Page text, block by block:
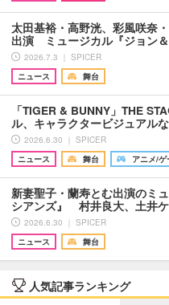
太田基裕・高野洸、彩風咲奈
出演 ミュージカル『ジョン
2026.7.3 ｜ SPICER
ニュース
舞台
「TIGER & BUNNY」THE
ル、キャラクタービジュアル
2026.6.30 ｜ SPICER
ニュース
舞台 アニメ/ゲ
新妻聖子・蘭寿とむ出演のミ
シアンズ』 村井良大、土井
2026.6.30 ｜ SPICER
ニュース
舞台
人気記事ランキング